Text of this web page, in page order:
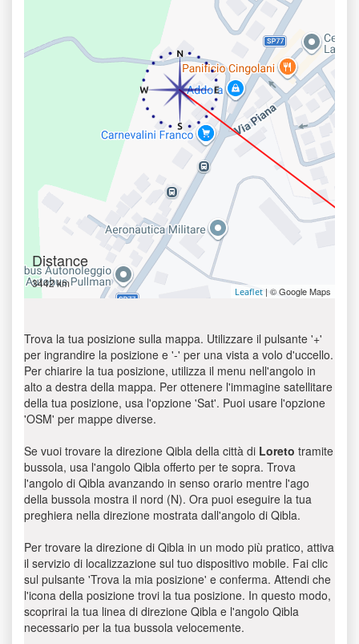
Distance
3442 km
Leaflet | © Google Maps
Trova la tua posizione sulla mappa. Utilizzare il pulsante '+'
per ingrandire la posizione e '-' per una vista a volo d'uccello.
Per chiarire la tua posizione, utilizza il menu nell'angolo in
alto a destra della mappa. Per ottenere l'immagine satellitare
della tua posizione, usa l'opzione 'Sat'. Puoi usare l'opzione
'OSM' per mappe diverse.
Se vuoi trovare la direzione Qibla della città di Loreto tramite
bussola, usa l'angolo Qibla offerto per te sopra. Trova
l'angolo di Qibla avanzando in senso orario mentre l'ago
della bussola mostra il nord (N). Ora puoi eseguire la tua
preghiera nella direzione mostrata dall'angolo di Qibla.
Per trovare la direzione di Qibla in un modo più pratico, attiva
il servizio di localizzazione sul tuo dispositivo mobile. Fai clic
sul pulsante 'Trova la mia posizione' e conferma. Attendi che
l'icona della posizione trovi la tua posizione. In questo modo,
scoprirai la tua linea di direzione Qibla e l'angolo Qibla
necessario per la tua bussola velocemente.